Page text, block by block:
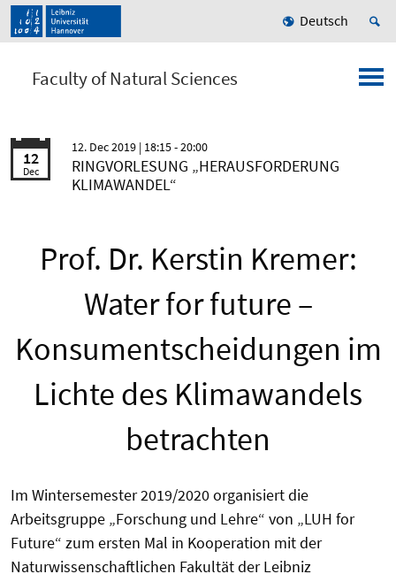
Deutsch
Faculty of Natural Sciences
12
Dec
12. Dec 2019 | 18:15 - 20:00
RINGVORLESUNG „HERAUSFORDERUNG
KLIMAWANDEL“
Prof. Dr. Kerstin Kremer:
Water for future –
Konsumentscheidungen im
Lichte des Klimawandels
betrachten
Im Wintersemester 2019/2020 organisiert die
Arbeitsgruppe „Forschung und Lehre“ von „LUH for
Future“ zum ersten Mal in Kooperation mit der
Naturwissenschaftlichen Fakultät der Leibniz